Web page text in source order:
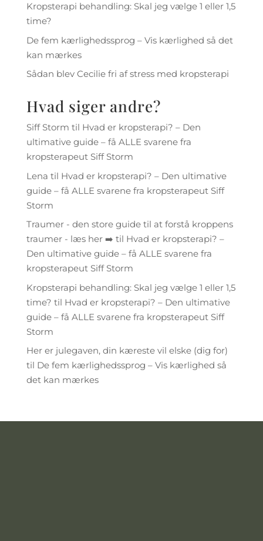
Kropsterapi behandling: Skal jeg vælge 1 eller 1,5
time?
De fem kærlighedssprog – Vis kærlighed så det
kan mærkes
Sådan blev Cecilie fri af stress med kropsterapi
Hvad siger andre?
Siff Storm til Hvad er kropsterapi? – Den
ultimative guide – få ALLE svarene fra
kropsterapeut Siff Storm
Lena til Hvad er kropsterapi? – Den ultimative
guide – få ALLE svarene fra kropsterapeut Siff
Storm
Traumer - den store guide til at forstå kroppens
traumer - læs her ➡️ til Hvad er kropsterapi? –
Den ultimative guide – få ALLE svarene fra
kropsterapeut Siff Storm
Kropsterapi behandling: Skal jeg vælge 1 eller 1,5
time? til Hvad er kropsterapi? – Den ultimative
guide – få ALLE svarene fra kropsterapeut Siff
Storm
Her er julegaven, din kæreste vil elske (dig for)
til De fem kærlighedssprog – Vis kærlighed så
det kan mærkes